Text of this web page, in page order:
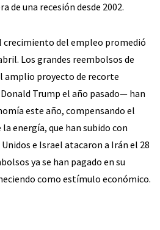
de una recesión desde 2002.
crecimiento del empleo promedió
Los grandes reembolsos de
proyecto de recorte
Trump el año pasado— han
este año, compensando el
energía, que han subido con
e Israel atacaron a Irán el 28
ya se han pagado en su
como estímulo económico.